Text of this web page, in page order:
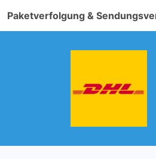
Paketverfolgung &